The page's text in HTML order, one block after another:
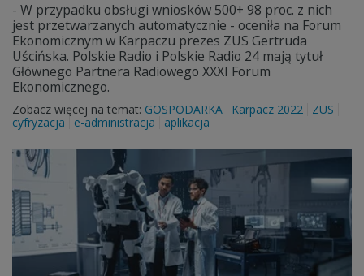
- W przypadku obsługi wniosków 500+ 98 proc. z nich
jest przetwarzanych automatycznie - oceniła na Forum
Ekonomicznym w Karpaczu prezes ZUS Gertruda
Uścińska. Polskie Radio i Polskie Radio 24 mają tytuł
Głównego Partnera Radiowego XXXI Forum
Ekonomicznego.
Zobacz więcej na temat: GOSPODARKA Karpacz 2022
ZUS
cyfryzacja
e-administracja aplikacja